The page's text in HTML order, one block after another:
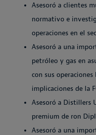
Asesoró a clientes
normativo e
operaciones en el
Asesoró a una
petróleo y gas en
con sus
implicaciones de la
Asesoró a Distillers
premium de ron
Asesoró a una